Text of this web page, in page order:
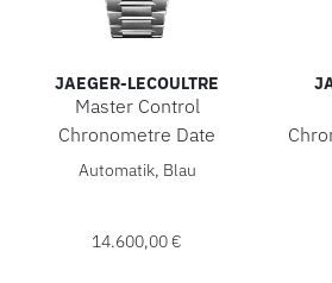
JAEGER-LECOULTRE
Master Control
Chronometre Date
Jaeger-LeCoultre Master Control
Automatik, Blau
14.600,00 €